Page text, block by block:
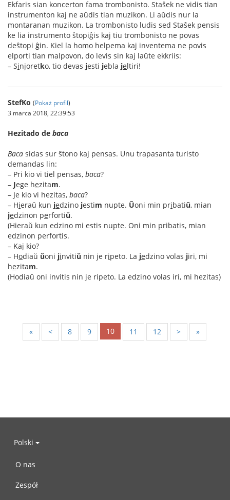
Ekfaris sian koncerton fama trombonisto. Staŝek ne vidis tian
instrumenton kaj ne aŭdis tian muzikon. Li aŭdis nur la
montaranan muzikon. La trombonisto ludis sed Staŝek pensis
ke lia instrumento ŝtopiĝis kaj tiu trombonisto ne povas
deŝtopi ĝin. Kiel la homo helpema kaj inventema ne povis
elporti tian malpovon, do levis sin kaj laŭte ekkriis:
– Sinjoretko, tio devas jesti jebla jeltiri!
StefKo (Pokaż profil)
3 marca 2018, 22:39:53
Hezitado de baca
Baca sidas sur ŝtono kaj pensas. Unu trapasanta turisto
demandas lin:
– Pri kio vi tiel pensas, baca?
– Jege hezitam.
– Je kio vi hezitas, baca?
– Hieraŭ kun jedzino jestim nupte. Ŭoni min pribatiŭ, mian
jedzinon perfortiŭ.
(Hieraŭ kun edzino mi estis nupte. Oni min pribatis, mian
edzinon perfortis.
– Kaj kio?
– Hodiaŭ ŭoni jinvitiŭ nin je ripeto. La jedzino volas jiri, mi
hezitam.
(Hodiaŭ oni invitis nin je ripeto. La edzino volas iri, mi hezitas)
« < 8 9 10 11 12 > »
Polski
O nas
Zespół